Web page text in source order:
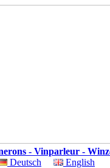
- Vinparleur -
Deutsch English